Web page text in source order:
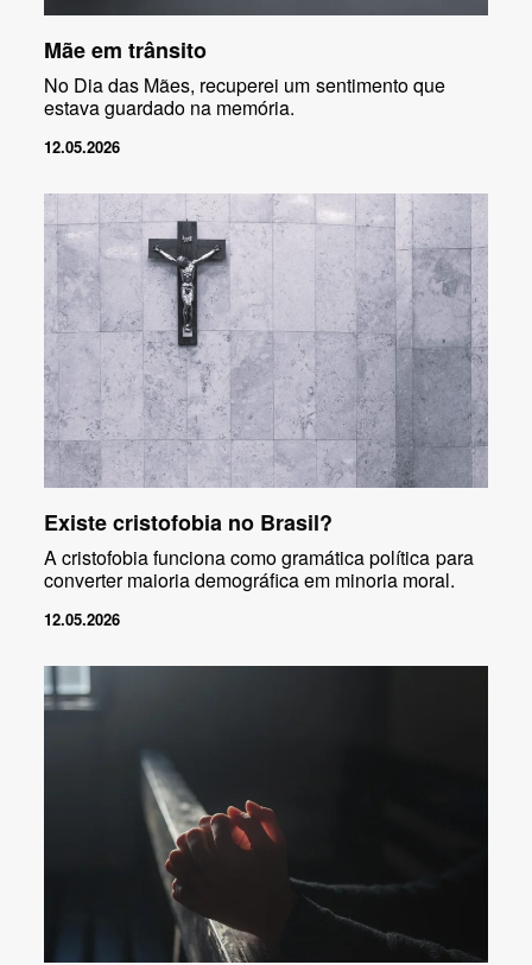
Mãe em trânsito
No Dia das Mães, recuperei um sentimento que
estava guardado na memória.
12.05.2026
Existe cristofobia no Brasil?
A cristofobia funciona como gramática política para
converter maioria demográfica em minoria moral.
12.05.2026